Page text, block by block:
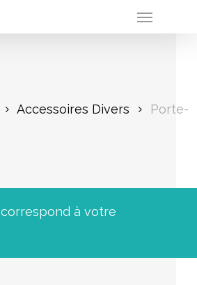
Accessoires Divers
Porte-
à votre